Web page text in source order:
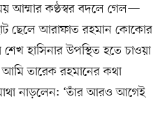
আম্মার কণ্ঠস্বর বদলে গেল—
ছেলে আরাফাত রহমান কোকোর
হাসিনার উপস্থিত হতে চাওয়া
আমি তারেক রহমানের কথা
নাড়লেন: ‘তাঁর আরও আগেই